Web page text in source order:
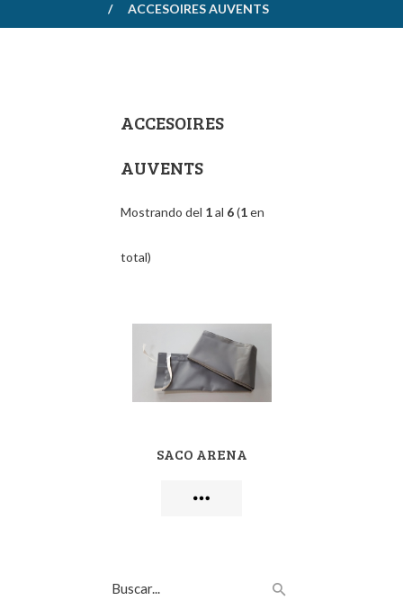
ACCESOIRES AUVENTS
ACCESOIRES
AUVENTS
Mostrando del 1al 6(1en
total)
SACO ARENA